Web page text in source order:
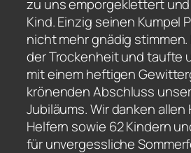
zu uns emporgeklettert
Kind. Einzig seinen Kumpel
nicht mehr gnädig
der Trockenheit und taufte
mit einem heftigen
krönenden Abschluss
Jubiläums. Wir danken
Helfern sowie 62 Kindern
für unvergessliche